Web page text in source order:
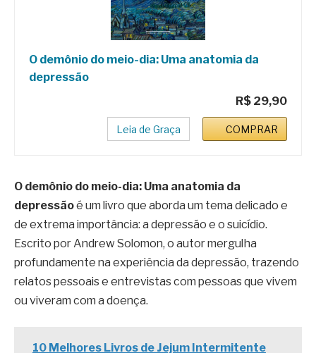
O demônio do meio-dia: Uma anatomia da
depressão
R$ 29,90
Leia de Graça COMPRAR
O demônio do meio-dia: Uma anatomia da
depressãoé um livro que aborda um tema delicado e
de extrema importância: a depressão e o suicídio.
Escrito por Andrew Solomon, o autor mergulha
profundamente na experiência da depressão, trazendo
relatos pessoais e entrevistas com pessoas que vivem
ou viveram com a doença.
10 Melhores Livros de Jejum Intermitente